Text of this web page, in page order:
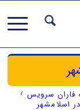
فاران سرویس /
اسلامشهر